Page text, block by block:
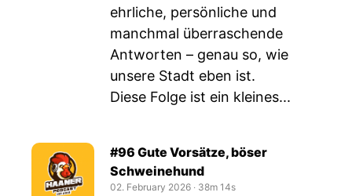
ehrliche, persönliche und
manchmal überraschende
Antworten – genau so, wie
unsere Stadt eben ist.
Diese Folge ist ein kleines...
#96 Gute Vorsätze, böser
Schweinehund
02. February 2026 ‧ 38m 14s